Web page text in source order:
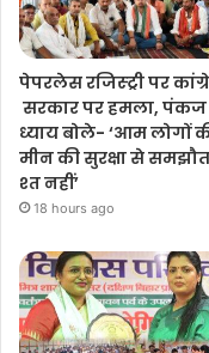
पेपरलेस रजिस्ट्री पर
सरकार पर हमला, पंकज
ध्याय बोले- ‘आम लोगों
मीन की सुरक्षा से
श्त नहीं’
18 hours ago